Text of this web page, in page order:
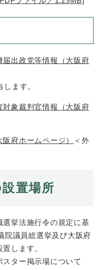
出政党等情報（大阪府
ます。
象裁判官情報（大阪府
府ホームページ）
＜外
置場所​
挙法施行令の規定に基
院議員総選挙及び大阪府
します。
ター掲示場について